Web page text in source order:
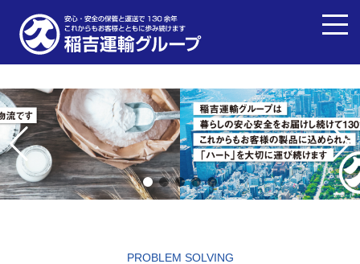
PROBLEM SOLVING